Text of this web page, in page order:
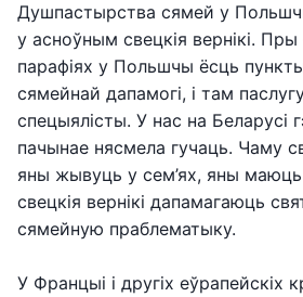
Душпастырства сямей у
у асноўным свецкія вернікі. Пры
парафіях у Польшчы ёсць пункты
сямейнай дапамогі, і там
спецыялісты. У нас на Беларусі
пачынае нясмела гучаць. Чаму
яны жывуць у сем’ях, яны
свецкія вернікі дапамагаюць
сямейную праблематыку.
У Францыі і другіх еўрапейскіх